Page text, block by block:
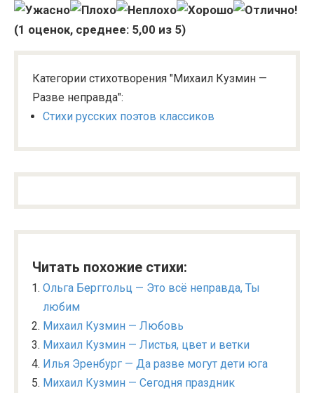
(1 оценок, среднее: 5,00 из 5)
Категории стихотворения "Михаил Кузмин —
Разве неправда":
Стихи русских поэтов классиков
Читать похожие стихи:
Ольга Берггольц — Это всё неправда, Ты
любим
Михаил Кузмин — Любовь
Михаил Кузмин — Листья, цвет и ветки
Илья Эренбург — Да разве могут дети юга
Михаил Кузмин — Сегодня праздник